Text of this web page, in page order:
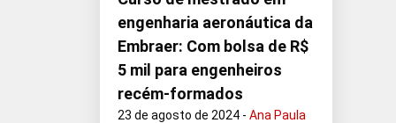
engenharia aeronáutica da
Embraer: Com bolsa de R$
5 mil para engenheiros
recém-formados
23 de agosto de 2024 -Ana Paula